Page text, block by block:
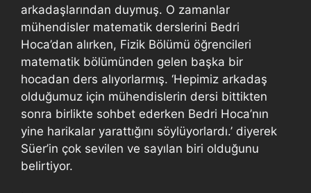
arkadaşlarından duymuş. O zamanlar
mühendisler matematik derslerini Bedri
Hoca’dan alırken, Fizik Bölümü öğrencileri
matematik bölümünden gelen başka bir
hocadan ders alıyorlarmış. ‘Hepimiz arkadaş
olduğumuz için mühendislerin dersi bittikten
sonra birlikte sohbet ederken Bedri Hoca’nın
yine harikalar yarattığını söylüyorlardı.’ diyerek
Süer’in çok sevilen ve sayılan biri olduğunu
belirtiyor.